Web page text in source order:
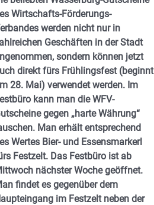
Wirtschafts-Förderungs-
werden nicht nur in
Geschäften in der Stadt
sondern können jetzt
direkt fürs Frühlingsfest (beginnt
28. Mai) verwendet werden. Im
kann man die WFV-
gegen „harte Währung“
Man erhält entsprechend
Wertes Bier- und Essensmarkerl
Festzelt. Das Festbüro ist ab
nächster Woche geöffnet.
findet es gegenüber dem
im Festzelt neben der